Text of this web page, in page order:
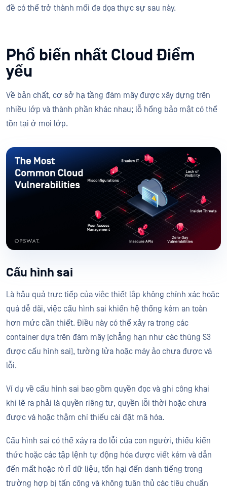
đề có thể trở thành mối đe dọa thực sự sau này.
Phổ biến nhất Cloud Điểm
yếu
Về bản chất, cơ sở hạ tầng đám mây được xây dựng trên
nhiều lớp và thành phần khác nhau; lỗ hổng bảo mật có thể
tồn tại ở mọi lớp.
Cấu hình sai
Là hậu quả trực tiếp của việc thiết lập không chính xác hoặc
quá dễ dãi, việc cấu hình sai khiến hệ thống kém an toàn
hơn mức cần thiết. Điều này có thể xảy ra trong các
container dựa trên đám mây (chẳng hạn như các thùng S3
được cấu hình sai), tường lửa hoặc máy ảo chưa được vá
lỗi.
Ví dụ về cấu hình sai bao gồm quyền đọc và ghi công khai
khi lẽ ra phải là quyền riêng tư, quyền lỗi thời hoặc chưa
được vá hoặc thậm chí thiếu cài đặt mã hóa.
Cấu hình sai có thể xảy ra do lỗi của con người, thiếu kiến
thức hoặc các tập lệnh tự động hóa được viết kém và dẫn
đến mất hoặc rò rỉ dữ liệu, tổn hại đến danh tiếng trong
trường hợp bị tấn công và không tuân thủ các tiêu chuẩn